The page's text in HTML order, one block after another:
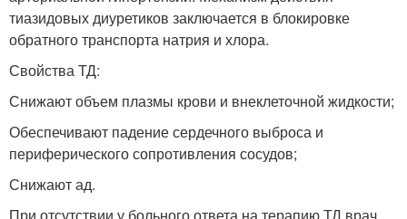
тиазидовых диуретиков заключается в блокировке
обратного транспорта натрия и хлора.
Свойства ТД:
Снижают объем плазмы крови и внеклеточной жидкости;
Обеспечивают падение сердечного выброса и
периферического сопротивления сосудов;
Снижают ад.